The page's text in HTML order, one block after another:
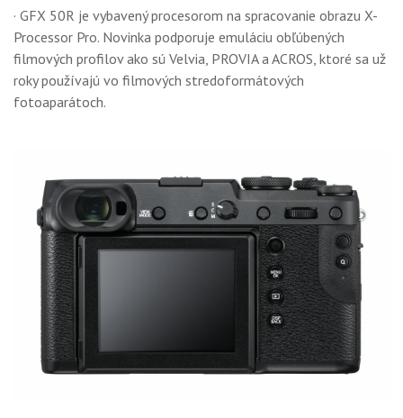
· GFX 50R je vybavený procesorom na spracovanie obrazu X-
Processor Pro. Novinka podporuje emuláciu obľúbených
filmových profilov ako sú Velvia, PROVIA a ACROS, ktoré sa už
roky používajú vo filmových stredoformátových
fotoaparátoch.